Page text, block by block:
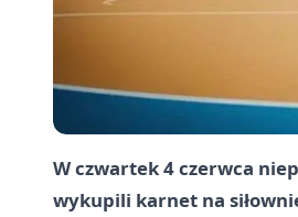
W czwartek 4 czerwca
wykupili karnet na